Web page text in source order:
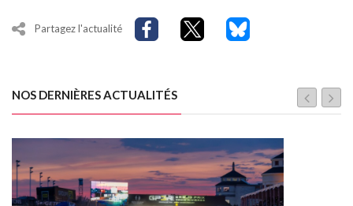
Partagez l'actualité
NOS DERNIÈRES ACTUALITÉS